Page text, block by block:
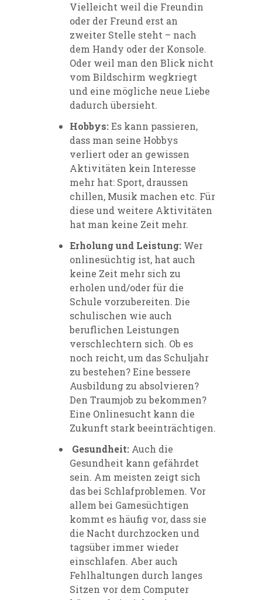
Vielleicht weil die Freundin
oder der Freund erst an
zweiter Stelle steht – nach
dem Handy oder der Konsole.
Oder weil man den Blick nicht
vom Bildschirm wegkriegt
und eine mögliche neue Liebe
dadurch übersieht.
Hobbys:Es kann passieren,
dass man seine Hobbys
verliert oder an gewissen
Aktivitäten kein Interesse
mehr hat: Sport, draussen
chillen, Musik machen etc. Für
diese und weitere Aktivitäten
hat man keine Zeit mehr.
Erholung und Leistung: Wer
onlinesüchtig ist, hat auch
keine Zeit mehr sich zu
erholen und/oder für die
Schule vorzubereiten. Die
schulischen wie auch
beruflichen Leistungen
verschlechtern sich. Ob es
noch reicht, um das Schuljahr
zu bestehen? Eine bessere
Ausbildung zu absolvieren?
Den Traumjob zu bekommen?
Eine Onlinesucht kann die
Zukunft stark beeinträchtigen.
Gesundheit: Auch die
Gesundheit kann gefährdet
sein. Am meisten zeigt sich
das bei Schlafproblemen. Vor
allem bei Gamesüchtigen
kommt es häufig vor, dass sie
die Nacht durchzocken und
tagsüber immer wieder
einschlafen. Aber auch
Fehlhaltungen durch langes
Sitzen vor dem Computer